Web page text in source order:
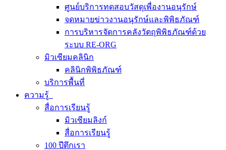
ศูนย์บริการทดสอบวัสดุเพื่องานอนุรักษ์
จดหมายข่าวงานอนุรักษ์และพิพิธภัณฑ์
การบริหารจัดการคลังวัตถุพิพิธภัณฑ์ด้วย
ระบบ RE-ORG
มิวเซียมคลินิก
คลินิกพิพิธภัณฑ์
บริการพื้นที่
ความรู้
สื่อการเรียนรู้
มิวเซียมลิงก์
สื่อการเรียนรู้
100 ปีตึกเรา